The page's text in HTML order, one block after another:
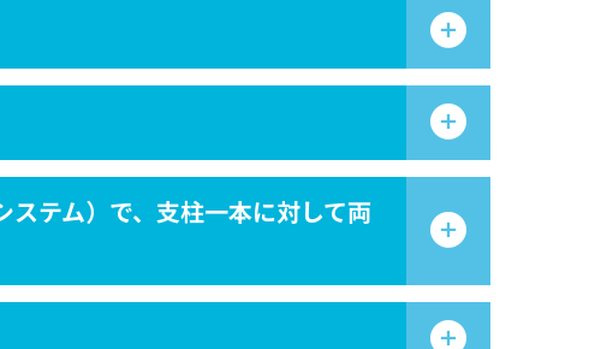
テム）で、支柱一本に対して両